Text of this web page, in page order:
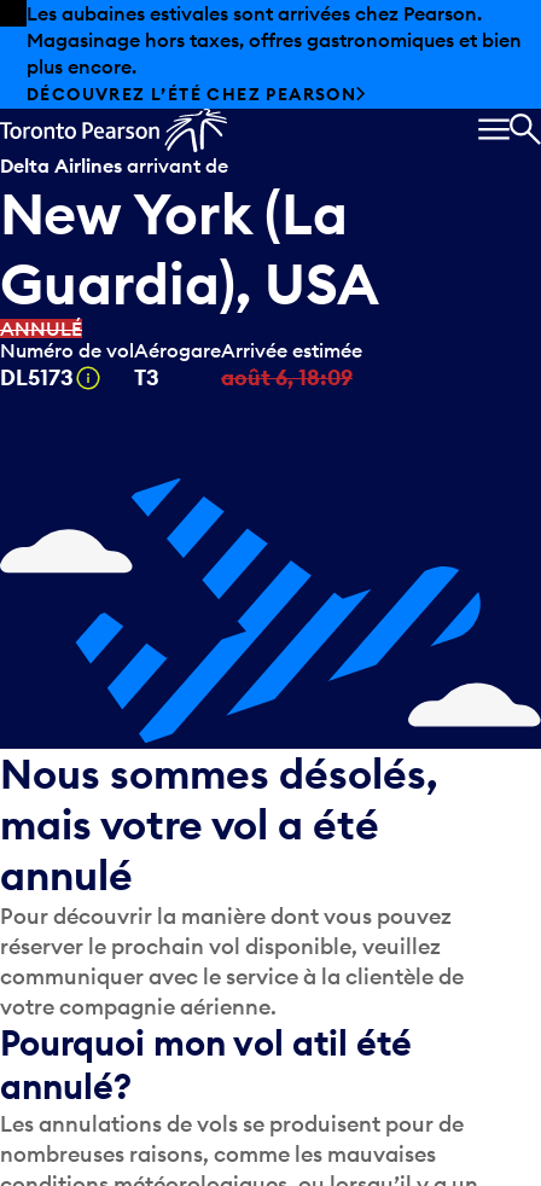
Skip to offers
Passer au contenu principal
Les aubaines estivales sont arrivées chez Pearson.
Magasinage hors taxes, offres gastronomiques et bien
plus encore.
DÉCOUVREZ L’ÉTÉ CHEZ PEARSON
Delta Airlines arrivant de
New York (La
Guardia), USA
ANNULÉ
Numéro de vol
DL5173 Infobulle
Aérogare
T3
Arrivée estimée
août 6, 18:09
Nous sommes désolés,
mais votre vol a été
annulé
Pour découvrir la manière dont vous pouvez
réserver le prochain vol disponible, veuillez
communiquer avec le service à la clientèle de
votre compagnie aérienne.
Pourquoi mon vol a­t­il été
annulé?
Les annulations de vols se produisent pour de
nombreuses raisons, comme les mauvaises